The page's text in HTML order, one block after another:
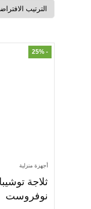
- 25%
أجهزة منزلية
نوفروست